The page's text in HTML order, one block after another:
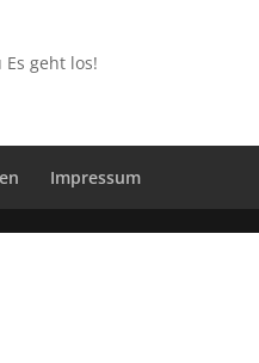
Es geht los!
Impressum